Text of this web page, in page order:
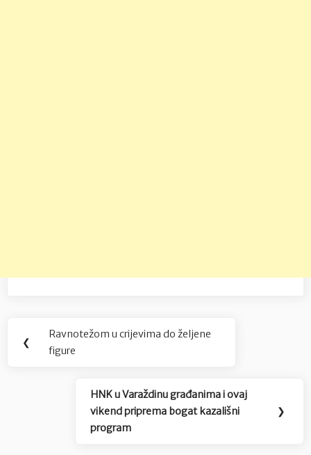
Navigacija
objava
❮
Previous
Post:
Ravnotežom u crijevima do željene
figure
Next
Post:
HNK u Varaždinu građanima i ovaj
vikend priprema bogat kazališni
program
❯